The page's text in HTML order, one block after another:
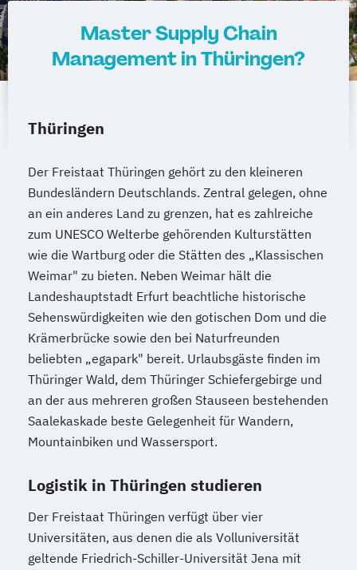
Master Supply Chain
Management in Thüringen?
Thüringen
Der Freistaat Thüringen gehört zu den kleineren
Bundesländern Deutschlands. Zentral gelegen, ohne
an ein anderes Land zu grenzen, hat es zahlreiche
zum UNESCO Welterbe gehörenden Kulturstätten
wie die Wartburg oder die Stätten des „Klassischen
Weimar" zu bieten. Neben Weimar hält die
Landeshauptstadt Erfurt beachtliche historische
Sehenswürdigkeiten wie den gotischen Dom und die
Krämerbrücke sowie den bei Naturfreunden
beliebten „egapark" bereit. Urlaubsgäste finden im
Thüringer Wald, dem Thüringer Schiefergebirge und
an der aus mehreren großen Stauseen bestehenden
Saalekaskade beste Gelegenheit für Wandern,
Mountainbiken und Wassersport.
Logistik in Thüringen studieren
Der Freistaat Thüringen verfügt über vier
Universitäten, aus denen die als Volluniversität
geltende Friedrich-Schiller-Universität Jena mit